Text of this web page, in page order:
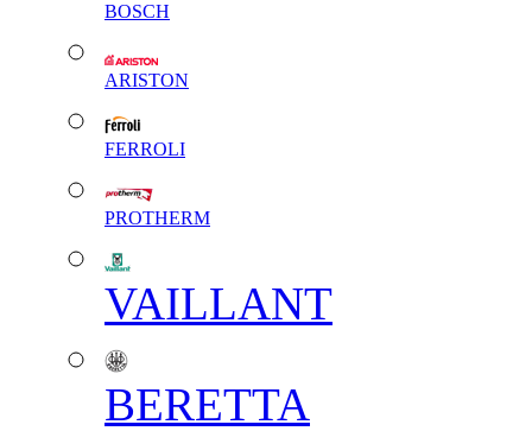
BOSCH
ARISTON
FERROLI
PROTHERM
VAILLANT
BERETTA